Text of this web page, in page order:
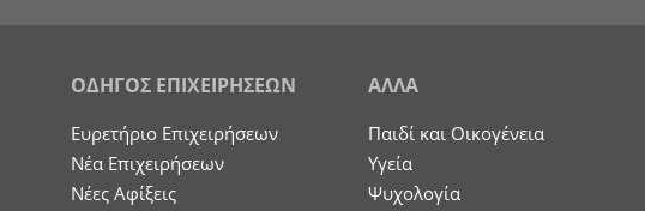
ΟΔΗΓΟΣ ΕΠΙΧΕΙΡΗΣΕΩΝ
Ευρετήριο Επιχειρήσεων
Nέα Επιχειρήσεων
Νέες Αφίξεις
ΑΛΛΑ
Παιδί και Οικογένεια
Υγεία
Ψυχολογία